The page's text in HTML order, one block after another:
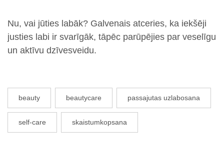
Nu, vai jūties labāk? Galvenais atceries, ka iekšēji
justies labi ir svarīgāk, tāpēc parūpējies par veselīgu
un aktīvu dzīvesveidu.
beauty beautycare passajutas uzlabosana
self-care skaistumkopsana